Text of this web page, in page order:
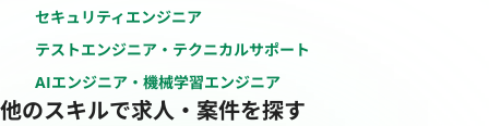
セキュリティエンジニア
テストエンジニア・テクニカルサポート
AIエンジニア・機械学習エンジニア
他のスキルで求人・案件を探す